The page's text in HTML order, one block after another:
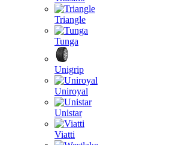
Triangle
Tunga
Unigrip
Uniroyal
Unistar
Viatti